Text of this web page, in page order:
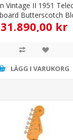
Vintage II 1951
Butterscotch
31.890,00 kr
LÄGG I VARUKORG